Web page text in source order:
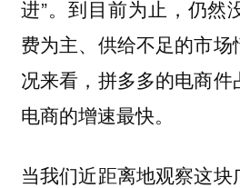
进”。到目前为止，仍然
费为主、供给不足的市
况来看，拼多多的电商
电商的增速最快。
当我们近距离地观察这